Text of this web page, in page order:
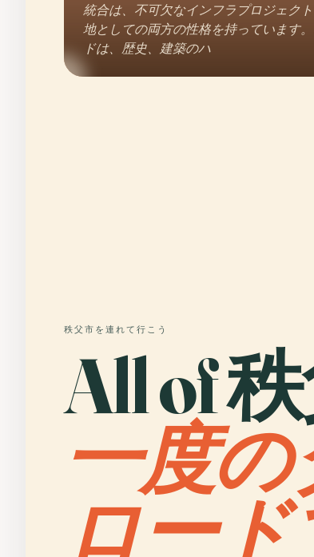
統合は、不可欠なインフラプロジェク
地としての両方の性格を持っています
ドは、歴史、建築のハ
秩父市を連れて行こう
All of
一度
ロード